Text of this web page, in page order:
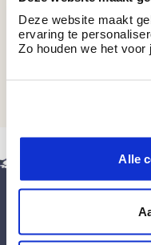
Deze website maakt
ervaring te
Zo houden we het
Alle
BOSS
application
fermer